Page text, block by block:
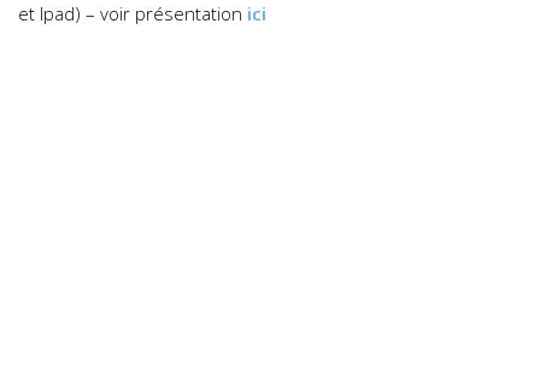
et Ipad) – voir présentation ici